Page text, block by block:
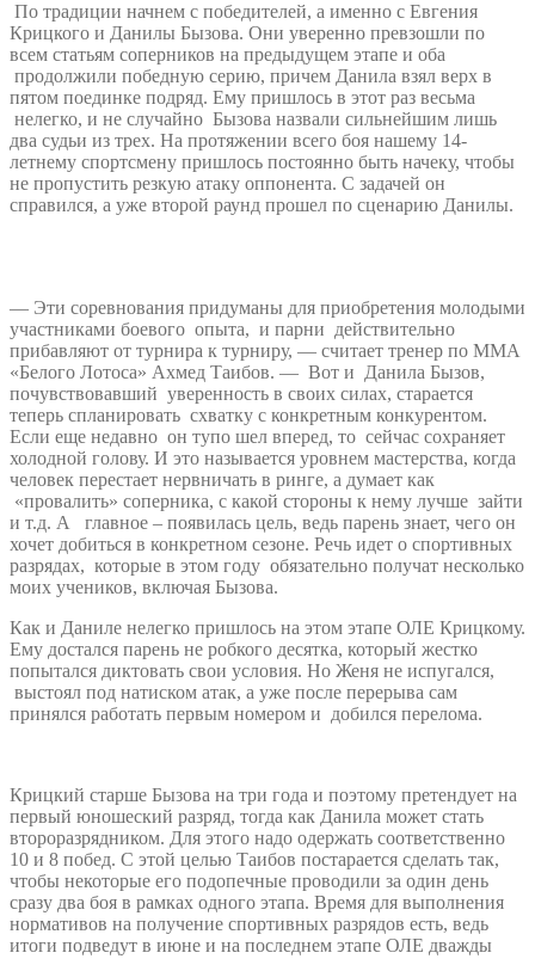
По традиции начнем с победителей, а именно с Евгения
Крицкого и Данилы Бызова. Они уверенно превзошли по
всем статьям соперников на предыдущем этапе и оба
продолжили победную серию, причем Данила взял верх в
пятом поединке подряд. Ему пришлось в этот раз весьма
нелегко, и не случайно Бызова назвали сильнейшим лишь
два судьи из трех. На протяжении всего боя нашему 14-
летнему спортсмену пришлось постоянно быть начеку, чтобы
не пропустить резкую атаку оппонента. С задачей он
справился, а уже второй раунд прошел по сценарию Данилы.
— Эти соревнования придуманы для приобретения молодыми
участниками боевого опыта, и парни действительно
прибавляют от турнира к турниру, — считает тренер по ММА
«Белого Лотоса» Ахмед Таибов. — Вот и Данила Бызов,
почувствовавший уверенность в своих силах, старается
теперь спланировать схватку с конкретным конкурентом.
Если еще недавно он тупо шел вперед, то сейчас сохраняет
холодной голову. И это называется уровнем мастерства, когда
человек перестает нервничать в ринге, а думает как
«провалить» соперника, с какой стороны к нему лучше зайти
и т.д. А главное – появилась цель, ведь парень знает, чего он
хочет добиться в конкретном сезоне. Речь идет о спортивных
разрядах, которые в этом году обязательно получат несколько
моих учеников, включая Бызова.
Как и Даниле нелегко пришлось на этом этапе ОЛЕ Крицкому.
Ему достался парень не робкого десятка, который жестко
попытался диктовать свои условия. Но Женя не испугался,
выстоял под натиском атак, а уже после перерыва сам
принялся работать первым номером и добился перелома.
Крицкий старше Бызова на три года и поэтому претендует на
первый юношеский разряд, тогда как Данила может стать
второразрядником. Для этого надо одержать соответственно
10 и 8 побед. С этой целью Таибов постарается сделать так,
чтобы некоторые его подопечные проводили за один день
сразу два боя в рамках одного этапа. Время для выполнения
нормативов на получение спортивных разрядов есть, ведь
итоги подведут в июне и на последнем этапе ОЛЕ дважды